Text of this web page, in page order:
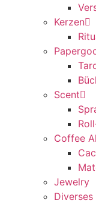
Kerzen
Scent
Coffee
Jewelry
Diverses